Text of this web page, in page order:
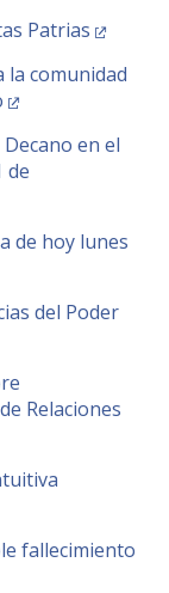
Patrias
la comunidad
en el
de
de hoy lunes
del Poder
Relaciones
fallecimiento